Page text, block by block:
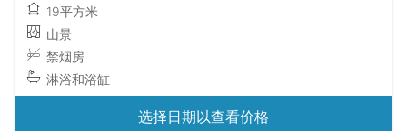
19平方米
山景
禁烟房
淋浴和浴缸
选择日期以查看价格